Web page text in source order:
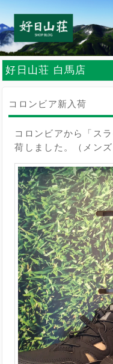
好日山荘 白馬店
コロンビア新入荷
コロンビアから「ス
荷しました。（メン